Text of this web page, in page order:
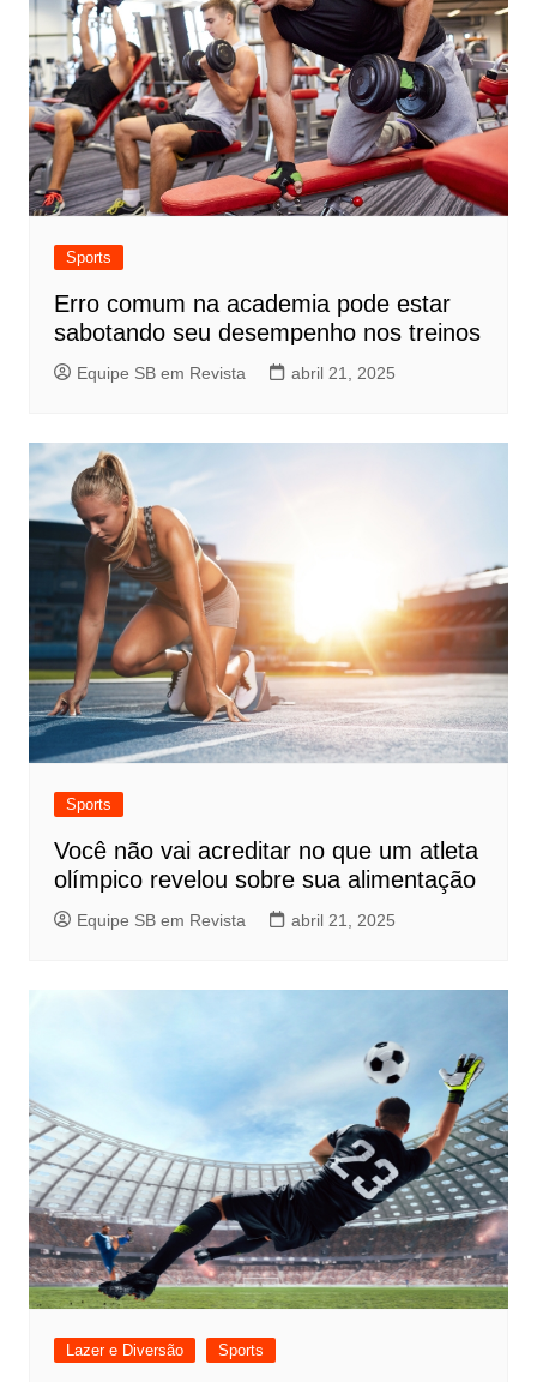
Sports
Erro comum na academia pode estar
sabotando seu desempenho nos treinos
Equipe SB em Revista abril 21, 2025
Sports
Você não vai acreditar no que um atleta
olímpico revelou sobre sua alimentação
Equipe SB em Revista abril 21, 2025
Lazer e Diversão Sports